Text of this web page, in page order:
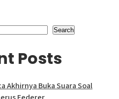
Search
Posts
Akhirnya Buka Suara Soal